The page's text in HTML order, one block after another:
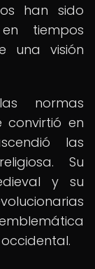
han sido
tiempos
una visión
normas
en
las
Su
y su